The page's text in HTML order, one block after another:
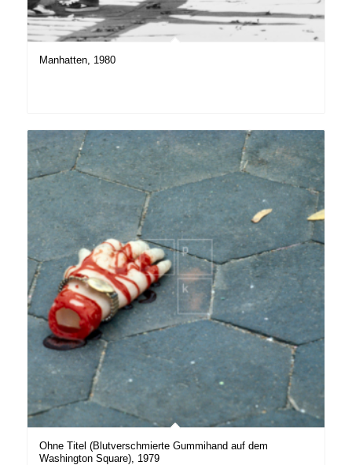
Manhatten, 1980
Ohne Titel (Blutverschmierte Gummihand auf dem
Washington Square), 1979